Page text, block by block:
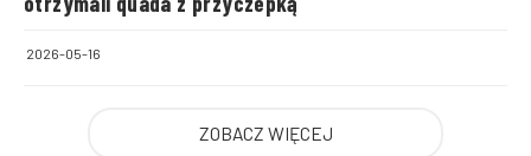
2026-05-16
ZOBACZ WIĘCEJ